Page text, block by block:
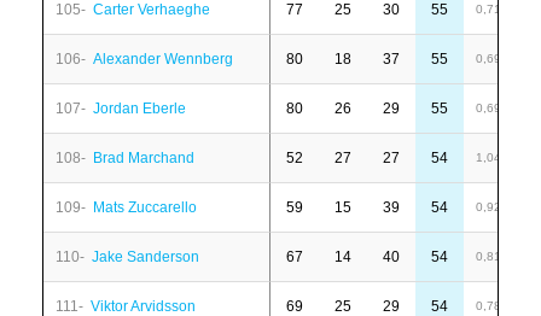
105- Carter Verhaeghe 77 25 30 55 0,71
106- Alexander Wennberg 80 18 37 55 0,69
107- Jordan Eberle 80 26 29 55 0,69
108- Brad Marchand 52 27 27 54 1,04
109- Mats Zuccarello 59 15 39 54 0,92
110- Jake Sanderson 67 14 40 54 0,81
111- Viktor Arvidsson 69 25 29 54 0,78